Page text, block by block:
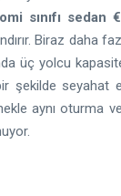
sınıfı sedan
Biraz daha
üç yolcu
şekilde seyahat
aynı oturma